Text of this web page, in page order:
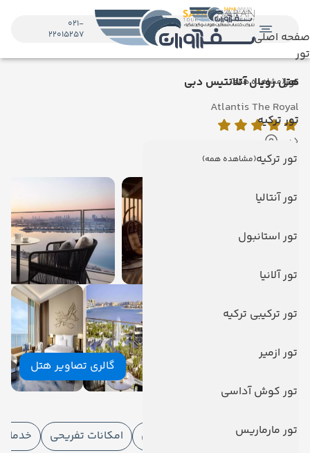
صفحه اصلی
تور
تور(مشاهده همه)
تور ترکیه
تور ترکیه(مشاهده همه)
تور آنتالیا
تور استانبول
تور آلانیا
تور ترکیبی ترکیه
تور ازمیر
تور کوش آداسی
تور مارماریس
021-
22015257
هتل رویال آتلانتیس دبی
Atlantis The Royal
دبی
نمایش روی نقشه
گالری تصاویر هتل
امکانات هتل
امکانات هتل
امکانات ورزشی امکانات تفریحی خدمات